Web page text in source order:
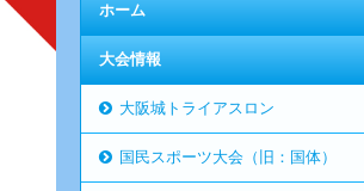
ホーム
大会情報
大阪城トライアスロン
国民スポーツ大会（旧：国体）